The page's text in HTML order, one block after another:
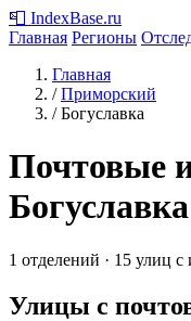
📮 IndexBase.ru
Главная Регионы
Главная
/ Приморский
/ Богуславка
Почтовые
Богуславка
1 отделений · 15 улиц с
Улицы с